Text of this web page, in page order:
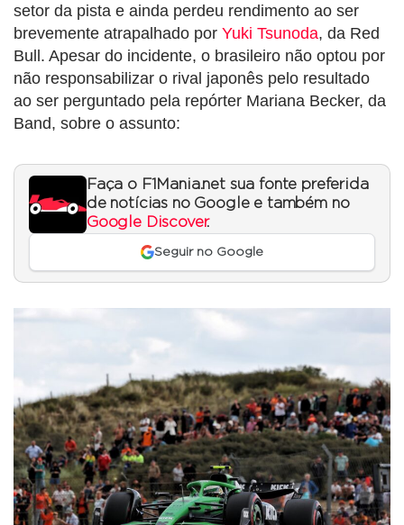
setor da pista e ainda perdeu rendimento ao ser
brevemente atrapalhado por Yuki Tsunoda, da Red
Bull. Apesar do incidente, o brasileiro não optou por
não responsabilizar o rival japonês pelo resultado
ao ser perguntado pela repórter Mariana Becker, da
Band, sobre o assunto:
Faça o F1Mania.net sua fonte preferida
de notícias no Google e também no
Google Discover.
Seguir no Google